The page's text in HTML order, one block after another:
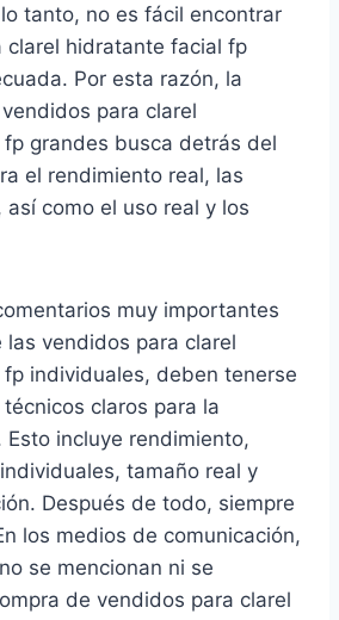
tanto, no es fácil encontrar
clarel hidratante facial fp
Por esta razón, la
para clarel
grandes busca detrás del
el rendimiento real, las
como el uso real y los
muy importantes
vendidos para clarel
individuales, deben tenerse
claros para la
Esto incluye rendimiento,
tamaño real y
Después de todo, siempre
los medios de comunicación,
se mencionan ni se
de vendidos para clarel